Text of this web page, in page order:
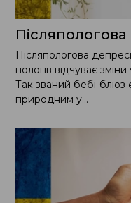
Пiсляпологова
пологiв вiдчуває
Так званий бебi-блюз
природним у...